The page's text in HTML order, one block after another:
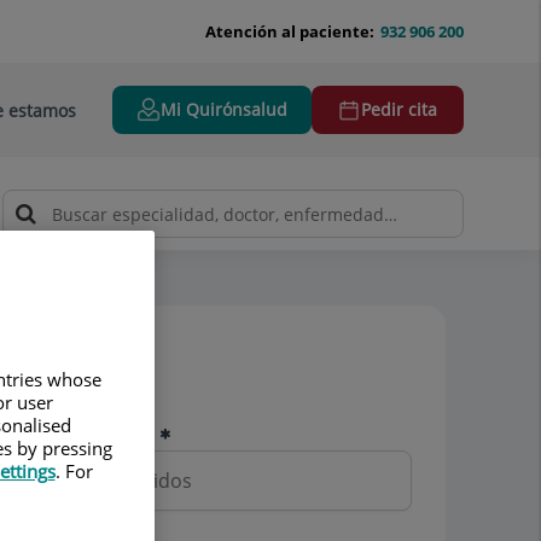
932 906 200
Atención al paciente:
estamos Mi Quirónsalud Pedir cita
Pedir cita
y apellidos
whose
user
by pressing
. For